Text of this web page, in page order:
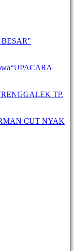
BESAR"
TP.
CUT NYAK